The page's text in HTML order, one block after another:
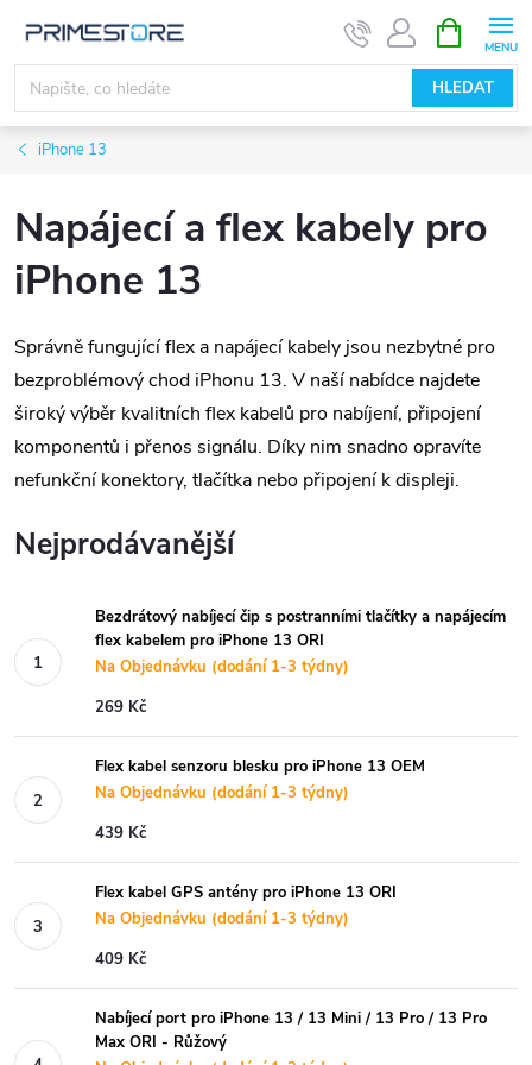
obsah
HLEDAT
NÁKUPNÍ
KOŠÍK
iPhone 13
Napájecí a flex kabely pro
iPhone 13
Správně fungující flex a napájecí kabely jsou nezbytné pro
bezproblémový chod iPhonu 13. V naší nabídce najdete
široký výběr kvalitních flex kabelů pro nabíjení, připojení
komponentů i přenos signálu. Díky nim snadno opravíte
nefunkční konektory, tlačítka nebo připojení k displeji.
Nejprodávanější
Bezdrátový nabíjecí čip s postranními tlačítky a napájecím
flex kabelem pro iPhone 13 ORI
Na Objednávku (dodání 1-3 týdny)
269 Kč
Flex kabel senzoru blesku pro iPhone 13 OEM
Na Objednávku (dodání 1-3 týdny)
439 Kč
Flex kabel GPS antény pro iPhone 13 ORI
Na Objednávku (dodání 1-3 týdny)
409 Kč
Nabíjecí port pro iPhone 13 / 13 Mini / 13 Pro / 13 Pro
Max ORI - Růžový